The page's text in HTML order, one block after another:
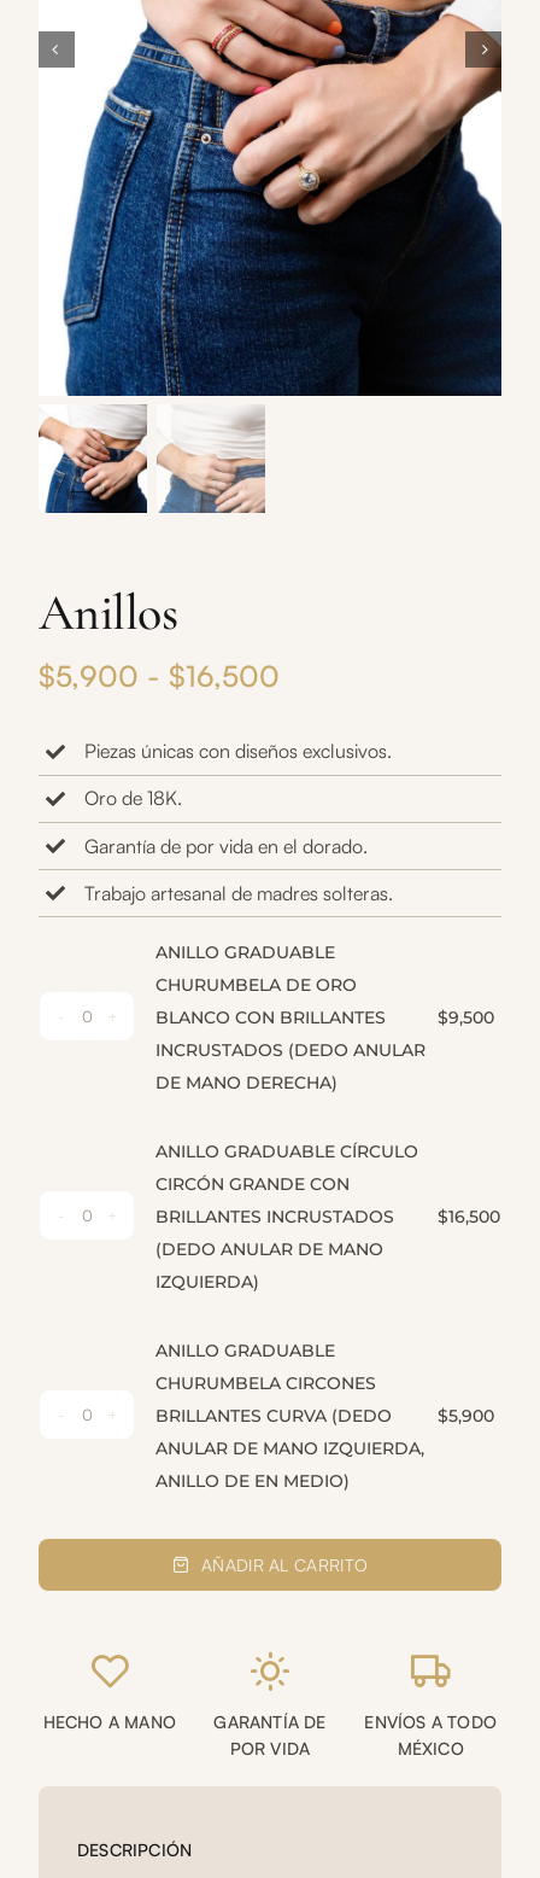
Anillos
$5,900 - $16,500
precios:
desde
$5,900
hasta
$16,500
Piezas únicas con diseños exclusivos.
Oro de 18K.
Garantía de por vida en el dorado.
Trabajo artesanal de madres solteras.
ANILLO
GRADUABLE
CHURUMBELA
BRILLANTES
INCRUSTADOS
DERECHA)
CANTIDAD
ANILLO GRADUABLE
CHURUMBELA DE ORO
BLANCO CON BRILLANTES
INCRUSTADOS (DEDO ANULAR
DE MANO DERECHA)
$9,500
ANILLO
GRADUABLE
CÍRCULO
BRILLANTES
INCRUSTADOS
ANULAR
IZQUIERDA)
CANTIDAD
ANILLO GRADUABLE CÍRCULO
CIRCÓN GRANDE CON
BRILLANTES INCRUSTADOS
(DEDO ANULAR DE MANO
IZQUIERDA)
$16,500
ANILLO
GRADUABLE
CHURUMBELA
BRILLANTES
(DEDO
MANO
ANILLO
EN
CANTIDAD
ANILLO GRADUABLE
CHURUMBELA CIRCONES
BRILLANTES CURVA (DEDO
ANULAR DE MANO IZQUIERDA,
ANILLO DE EN MEDIO)
$5,900
AÑADIR AL CARRITO
HECHO A MANO
GARANTÍA DE
POR VIDA
ENVÍOS A TODO
MÉXICO
DESCRIPCIÓN